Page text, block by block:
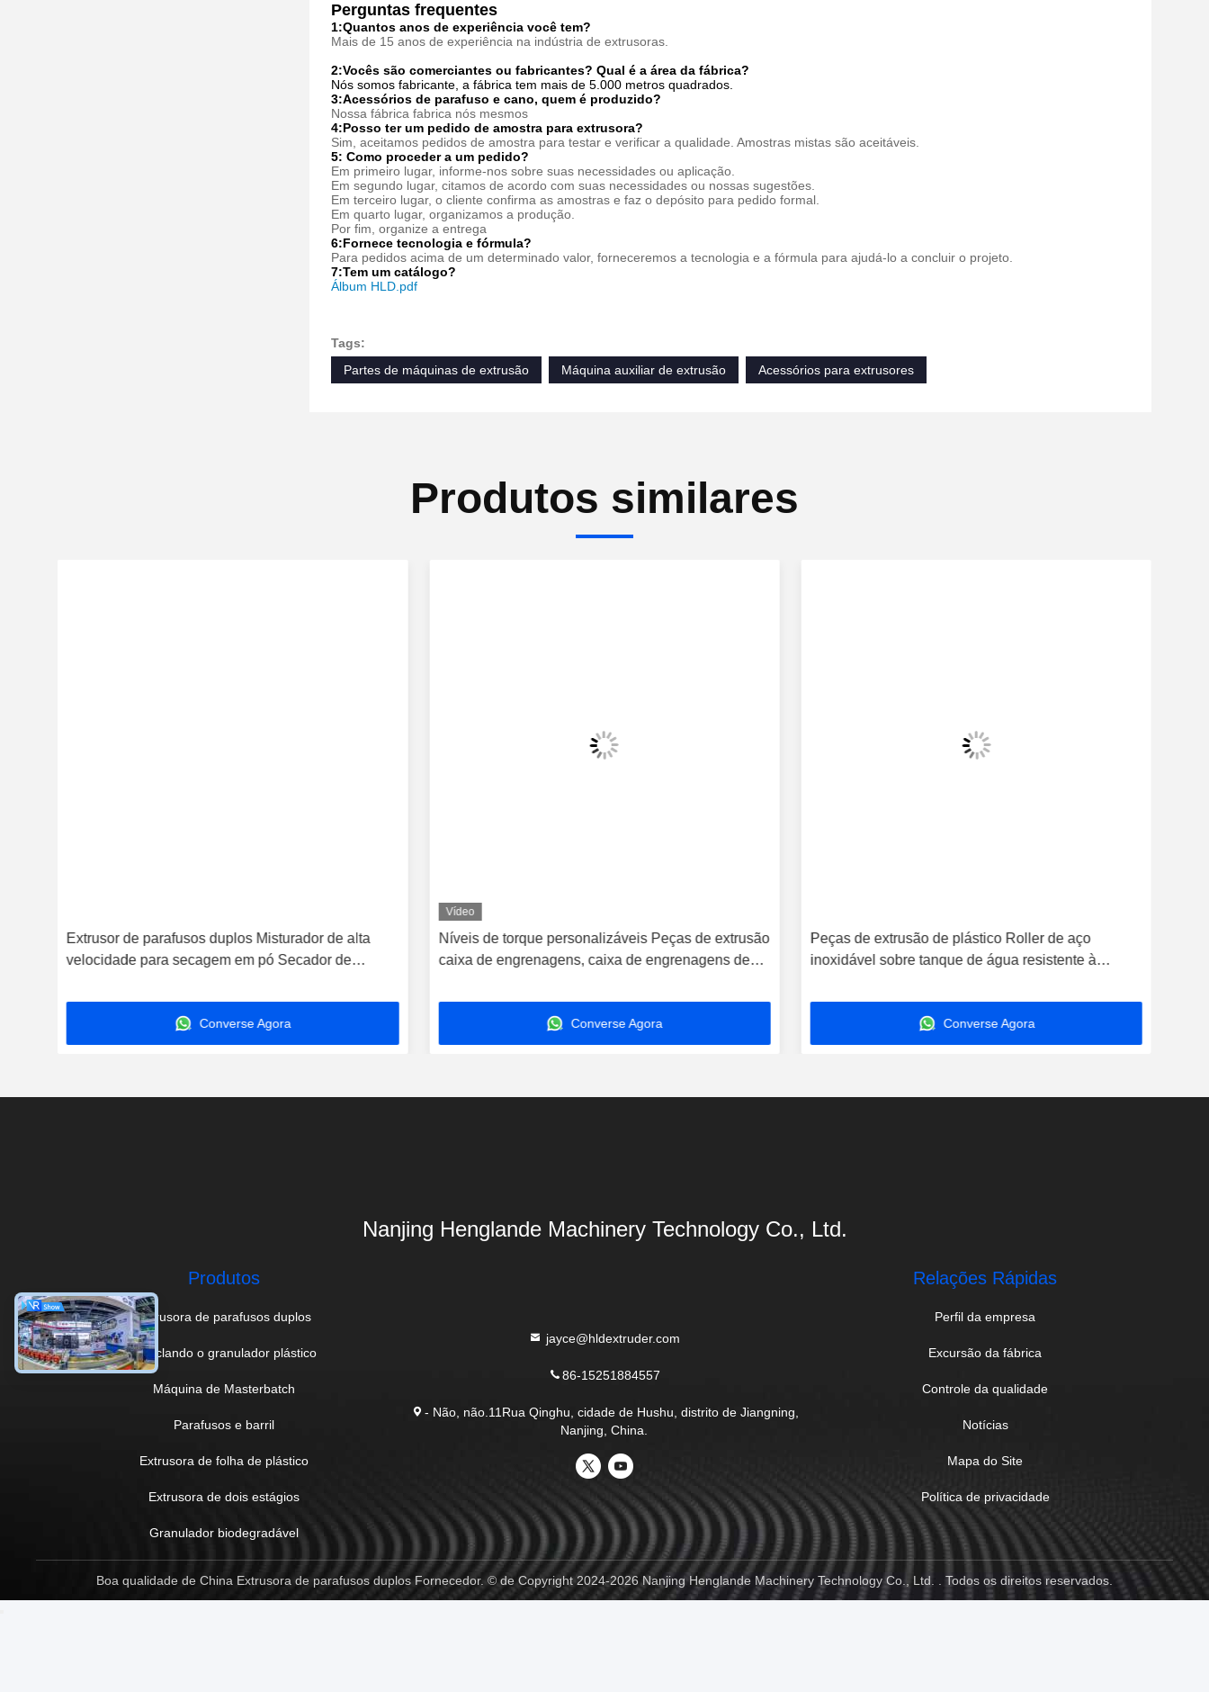
Perguntas frequentes
1:Quantos anos de experiência você tem?
Mais de 15 anos de experiência na indústria de extrusoras.
2:Vocês são comerciantes ou fabricantes? Qual é a área da fábrica?
Nós somos fabricante, a fábrica tem mais de 5.000 metros quadrados.
3:Acessórios de parafuso e cano, quem é produzido?
Nossa fábrica fabrica nós mesmos
4:Posso ter um pedido de amostra para extrusora?
Sim, aceitamos pedidos de amostra para testar e verificar a qualidade. Amostras mistas são aceitáveis.
5: Como proceder a um pedido?
Em primeiro lugar, informe-nos sobre suas necessidades ou aplicação.
Em segundo lugar, citamos de acordo com suas necessidades ou nossas sugestões.
Em terceiro lugar, o cliente confirma as amostras e faz o depósito para pedido formal.
Em quarto lugar, organizamos a produção.
Por fim, organize a entrega
6:Fornece tecnologia e fórmula?
Para pedidos acima de um determinado valor, forneceremos a tecnologia e a fórmula para ajudá-lo a concluir o projeto.
7:Tem um catálogo?
Álbum HLD.pdf
Tags:
Partes de máquinas de extrusão
Máquina auxiliar de extrusão Acessórios para extrusores
Produtos similares
Extrusor de parafusos duplos Misturador de alta
velocidade para secagem em pó Secador de
Converse Agora
Vídeo
Níveis de torque personalizáveis Peças de extrusão
caixa de engrenagens, caixa de engrenagens de
Converse Agora
Peças de extrusão de plástico Roller de aço
inoxidável sobre tanque de água resistente à
Converse Agora
Nanjing Henglande Machinery Technology Co., Ltd.
Produtos
Extrusora de parafusos duplos
Reciclando o granulador plástico
Máquina de Masterbatch
Parafusos e barril
Extrusora de folha de plástico
Extrusora de dois estágios
Granulador biodegradável
jayce@hldextruder.com
86-15251884557
- Não, não.11Rua Qinghu, cidade de Hushu, distrito de Jiangning,
Nanjing, China.
Relações Rápidas
Perfil da empresa
Excursão da fábrica
Controle da qualidade
Notícias
Mapa do Site
Política de privacidade
Boa qualidade de China Extrusora de parafusos duplos Fornecedor. © de Copyright 2024-2026 Nanjing Henglande Machinery Technology Co., Ltd. . Todos os direitos reservados.